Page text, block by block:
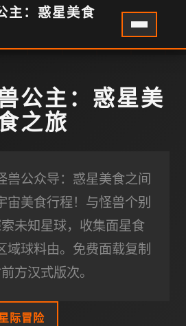
主：惑星美食
公主：惑星美
之旅
兽公众导：惑星美食之间
宙美食行程！与怪兽个别
未知星球，收集面星食
域球料由。免费面载复制
方汉式版次。
际冒险